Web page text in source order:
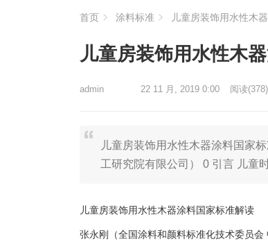
首页 涂料标准 儿童房装饰用水性木
儿童房装饰用水性木
admin 22 11 月, 2019 0:00 阅读(378)
儿童房装饰用水性木器涂料国家
工研究院有限公司） 0 引言 儿童
儿童房装饰用水性木器涂料国家标准解读
张永刚（全国涂料和颜料标准化技术委员会